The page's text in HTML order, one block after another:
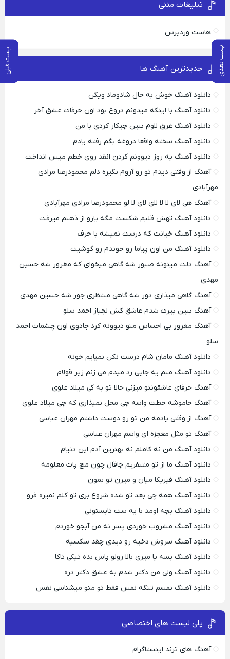
پست بعدی پست قبلی
تبلیغات متنی
هاست وردپرس
جدیدترین آهنگ ها
دانلود آهنگ خوش به حال شادوماد ویگن
دانلود آهنگ با اینکه میدونم دروغ بود اون حرفات عشق آخر
دانلود آهنگ غرق لاوم ببین چیکار کردی با من
دانلود آهنگ سخته واقعا دروغه بگم رفته یادم
دانلود آهنگ یه روز دیوونم کردن انقد روی خطم میس انداخت
آهنگ از وقتی دیدم تو رو آروم نگیره دلم محمودرضا مرادی
مهرآبادی
آهنگ هی لای لا لا لای لای لا لو محمودرضا مرادی مهرآبادی
دانلود آهنگ تهش قلبم شکست مگه یارو از ذهنم میرفت
دانلود آهنگ خیانت که درست نمیشه با حرف
دانلود آهنگ من اون پیاما رو خوندم رو گوشیت
آهنگ دلت میتونه صبور شه گاهی میخوای که مغرور شه حسین
مهدی
آهنگ گاهی میذاری دور شه گاهی منتظری جور شه حسین مهدی
آهنگ ببین پیرت شدم عاشق کش لجباز احمد سلو
آهنگ مغرور بی احساس منو دیوونه کرد جادوی اون چشمات احمد
سلو
دانلود آهنگ مامان شام درست نکن نمیایم خونه
دانلود آهنگ منم یه جایی رد میدم می زنم زیر قولام
آهنگ حرفای عاشقونتو میزنی حالا تو به کی میلاد علوی
آهنگ خاموشه خطت واسه چی محل نمیذاری که چی میلاد علوی
آهنگ از وقتی یادمه من تو رو دوست داشتم مهران عباسی
آهنگ تو مثل معجزه ای واسم مهران عباسی
دانلود آهنگ من نه کاملم نه بهترین آدم این دنیام
دانلود آهنگ ما از تو متنفریم چاقال چون مچ پات معلومه
دانلود آهنگ فیریکا میان و میرن تو بمون
دانلود آهنگ همه چی بعد تو شده شروع بری تو کلم نمیره فرو
دانلود آهنگ بچه اومد با یه ست تابستونی
دانلود آهنگ مشروب خوردی پسر نه من آبجو خوردم
دانلود آهنگ سروش دخیه رو دیدی چقد سکسیه
دانلود آهنگ بسه یا میری بالا رولو پاس بده تیکی تاکا
دانلود آهنگ ولی من دکتر شدم به عشق دکتر دره
دانلود آهنگ نفسم تنگه نفس فقط تو منو میشناسی نفس
پلی لیست های اختصاصی
آهنگ های ترند اینستاگرام